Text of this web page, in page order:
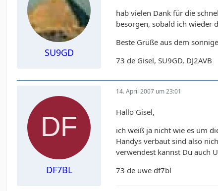
SU9GD
hab vielen Dank für die
besorgen, sobald ich wieder
Beste Grüße aus dem
73 de Gisel, SU9GD, DJ2AVB
DF7BL
14. April 2007 um 23:01
Hallo Gisel,
ich weiß ja nicht wie es um
Handys verbaut sind also
verwendest kannst Du auch
73 de uwe df7bl